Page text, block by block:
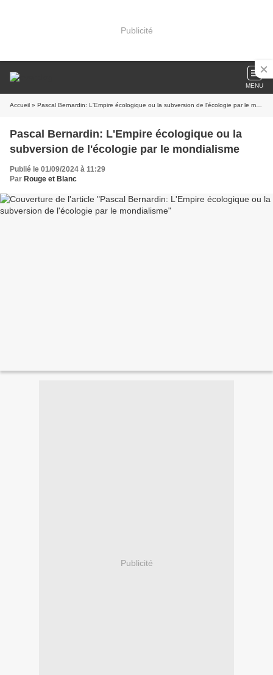
Publicité
MENU
Accueil » Pascal Bernardin: L'Empire écologique ou la subversion de l'écologie par le mondialisme
Pascal Bernardin: L'Empire écologique ou la
subversion de l'écologie par le mondialisme
Publié le 01/09/2024 à 11:29
Par Rouge et Blanc
Publicité